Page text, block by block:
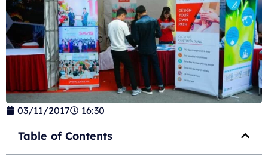
03/11/2017 16:30
Table of Contents